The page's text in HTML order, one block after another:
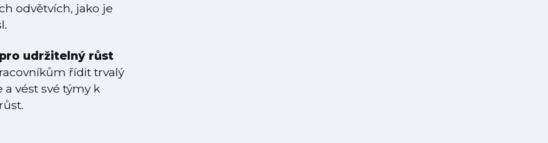
odvětvích, jako je
udržitelný růst
řídit trvalý
vést své týmy k